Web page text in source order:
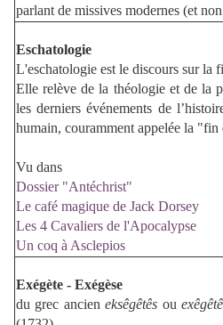
parlant de missives modernes (et
Eschatologie
L'eschatologie est le discours sur la
Elle relève de la théologie et de la
les derniers événements de
humain, couramment appelée la "fin
Vu dans
Dossier "Antéchrist"
Le café magique de Jack Dorsey
Les 4 Cavaliers de l'Apocalypse
Un coq à Asclepios
Exégète - Exégèse
du grec ancieneksêgêtês ou